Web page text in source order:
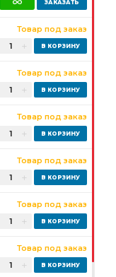
Товар под заказ
Товар под заказ
Товар под заказ
Товар под заказ
Товар под заказ
Товар под заказ